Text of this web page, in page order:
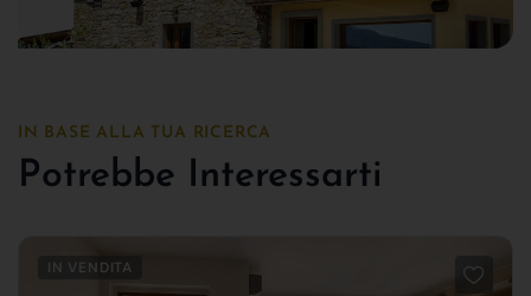
IN BASE ALLA TUA RICERCA
Potrebbe Interessarti
IN VENDITA